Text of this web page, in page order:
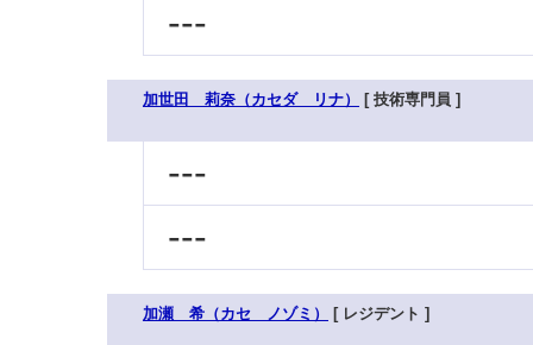
---
加世田 莉奈（カセダ リナ） [ 技術専門員 ]
---
---
加瀬 希（カセ ノゾミ） [ レジデント ]